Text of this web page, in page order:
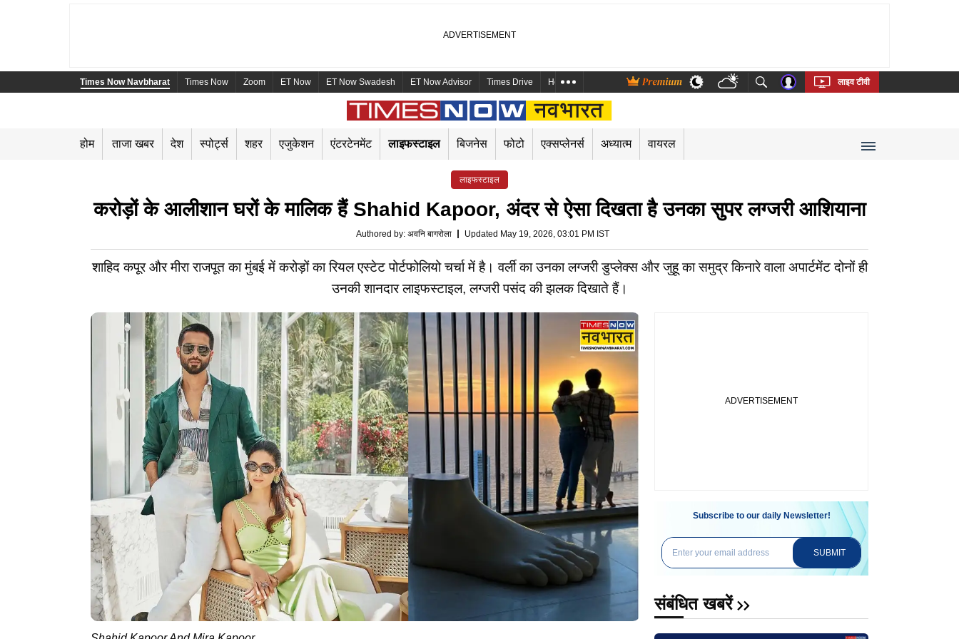
Times Now Navbharat Times Now Zoom ET Now ET Now Swadesh ET Now Advisor Times Drive Health and Me Marathi Bengali Telugu Tamil Kannada Malayalam
लाइव टीवी
होम ताजा खबर देश स्पोर्ट्स शहर एजुकेशन एंटरटेनमेंट लाइफस्टाइल बिजनेस फोटो एक्सप्लेनर्स अध्यात्म वायरल
लाइफस्टाइल
करोड़ों के आलीशान घरों के मालिक हैं Shahid Kapoor, अंदर से ऐसा दिखता है उनका सुपर लग्जरी आशियाना
Authored by: अवनि बागरोला Updated May 19, 2026, 03:01 PM IST
शाहिद कपूर और मीरा राजपूत का मुंबई में करोड़ों का रियल एस्टेट पोर्टफोलियो चर्चा में है। वर्ली का उनका लग्जरी डुप्लेक्स और जुहू का समुद्र किनारे वाला अपार्टमेंट दोनों ही
उनकी शानदार लाइफस्टाइल, लग्जरी पसंद की झलक दिखाते हैं।
Subscribe to our daily Newsletter!
SUBMIT
संबंधित खबरें